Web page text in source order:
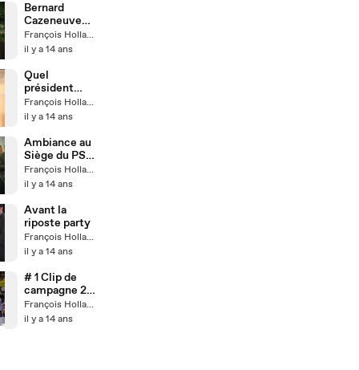
Bernard
Cazeneuve
livre son
analyse du
François Hollande
il y a 14 ans
Quel
président
comptez-
vous être ?
François Hollande
il y a 14 ans
Ambiance au
Siège du PS
lors du débat
du second
François Hollande
il y a 14 ans
Avant la
riposte party
François Hollande
il y a 14 ans
# 1 Clip de
campagne 2e
tour
François Hollande
il y a 14 ans